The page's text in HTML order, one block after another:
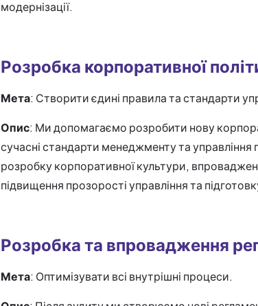
модернізації.
Розробка корпоративної
Мета: Створити єдині правила та стандарти
Опис: Ми допомагаємо розробити нову
сучасні стандарти менеджменту та
розробку корпоративної культури,
підвищення прозорості управління та
Розробка та впровадження
Мета: Оптимізувати всі внутрішні процеси.